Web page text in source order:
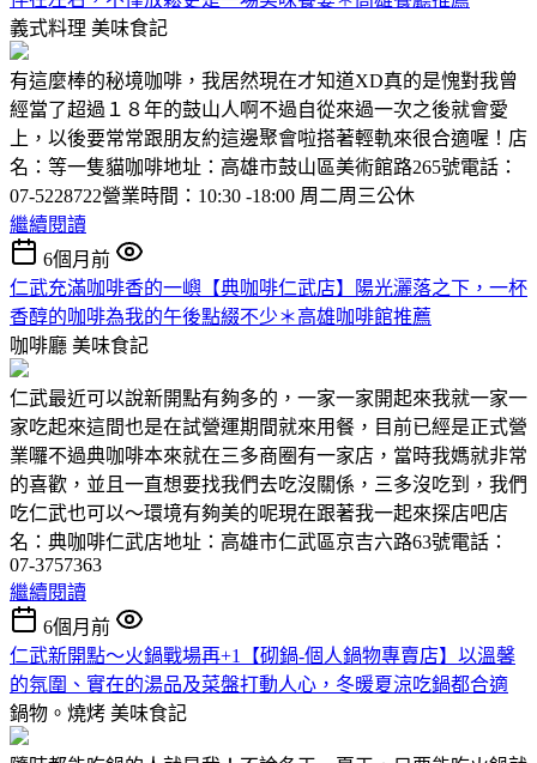
義式料理 美味食記
有這麼棒的秘境咖啡，我居然現在才知道XD真的是愧對我曾
經當了超過１８年的鼓山人啊不過自從來過一次之後就會愛
上，以後要常常跟朋友約這邊聚會啦搭著輕軌來很合適喔！店
名：等一隻貓咖啡地址：高雄市鼓山區美術館路265號電話：
07-5228722營業時間：10:30 -18:00 周二周三公休
繼續閱讀
6個月前
仁武充滿咖啡香的一嶼【典咖啡仁武店】陽光灑落之下，一杯
香醇的咖啡為我的午後點綴不少＊高雄咖啡館推薦
咖啡廳 美味食記
仁武最近可以說新開點有夠多的，一家一家開起來我就一家一
家吃起來這間也是在試營運期間就來用餐，目前已經是正式營
業囉不過典咖啡本來就在三多商圈有一家店，當時我媽就非常
的喜歡，並且一直想要找我們去吃沒關係，三多沒吃到，我們
吃仁武也可以～環境有夠美的呢現在跟著我一起來探店吧店
名：典咖啡仁武店地址：高雄市仁武區京吉六路63號電話：
07-3757363
繼續閱讀
6個月前
仁武新開點～火鍋戰場再+1【砌鍋-個人鍋物專賣店】以溫馨
的氛圍、實在的湯品及菜盤打動人心，冬暖夏涼吃鍋都合適
鍋物。燒烤 美味食記